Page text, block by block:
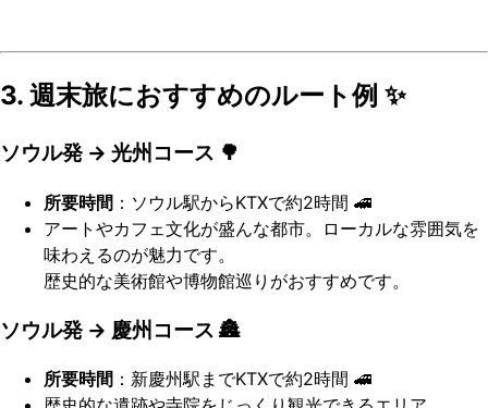
3. 週末旅におすすめのルート例 ✨
ソウル発 → 光州コース 🌳
所要時間 ：ソウル駅からKTXで約2時間 🚄
アートやカフェ文化が盛んな都市。ローカルな雰囲気を
味わえるのが魅力です。
歴史的な美術館や博物館巡りがおすすめです。
ソウル発 → 慶州コース 🏯
所要時間 ：新慶州駅までKTXで約2時間 🚄